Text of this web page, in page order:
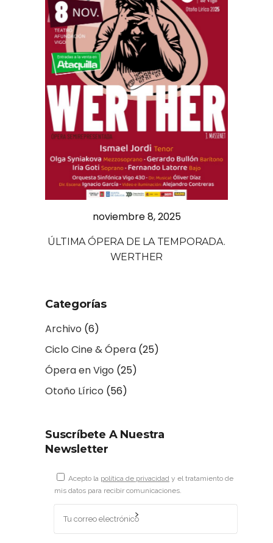
noviembre 8, 2025
ÚLTIMA ÓPERA DE LA TEMPORADA.
WERTHER
Categorías
Archivo (6)
Ciclo Cine & Ópera (25)
Ópera en Vigo (25)
Otoño Lírico (56)
Suscríbete A Nuestra
Newsletter
Acepto la política de privacidad y el tratamiento de
mis datos para recibir comunicaciones.